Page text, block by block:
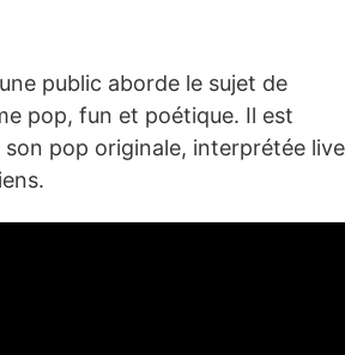
public aborde le sujet de
pop, fun et poétique. Il est
pop originale, interprétée live